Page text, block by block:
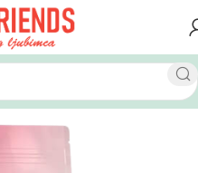
Suha hrana